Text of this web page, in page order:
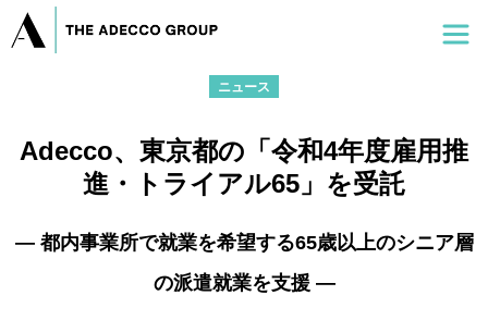
ニュース
Adecco、東京都の「令和4年度雇用推
進・トライアル65」を受託
― 都内事業所で就業を希望する65歳以上のシニア層
の派遣就業を支援 ―